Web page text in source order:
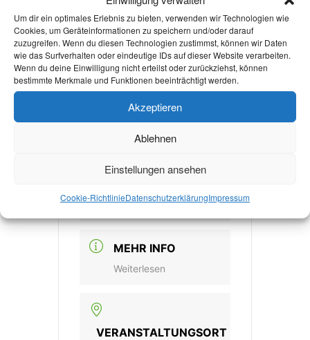
Um dir ein optimales Erlebnis zu bieten, verwenden wir Technologien wie
Cookies, um Geräteinformationen zu speichern und/oder darauf
zuzugreifen. Wenn du diesen Technologien zustimmst, können wir Daten
wie das Surfverhalten oder eindeutige IDs auf dieser Website verarbeiten.
Wenn du deine Einwilligung nicht erteilst oder zurückziehst, können
bestimmte Merkmale und Funktionen beeinträchtigt werden.
Akzeptieren
Ablehnen
Einstellungen ansehen
Cookie-RichtlinieDatenschutzerklärungImpressum
@rwthaachenuniversity
Vorbei!
18:30
MEHR INFO
Weiterlesen
VERANSTALTUNGSORT